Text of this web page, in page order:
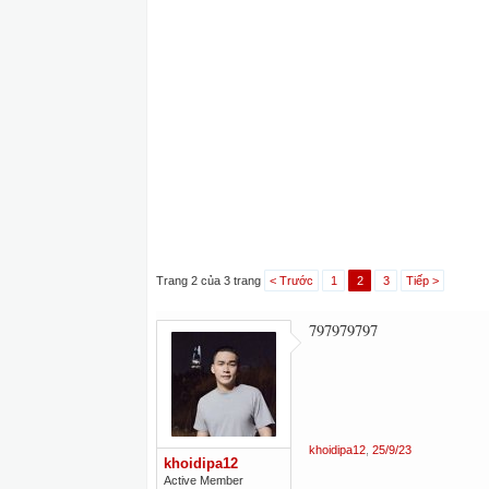
Trang 2 của 3 trang < Trước 1 2 3 Tiếp >
khoidipa12
Active Member
797979797
khoidipa12 25/9/23